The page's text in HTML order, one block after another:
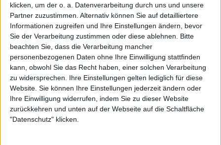
klicken, um der o. a. Datenverarbeitung durch uns und unsere
Partner zuzustimmen. Alternativ können Sie auf detailliertere
Informationen zugreifen und Ihre Einstellungen ändern, bevor
Sie der Verarbeitung zustimmen oder diese ablehnen.
Bitte
beachten Sie, dass die Verarbeitung mancher
personenbezogenen Daten ohne Ihre Einwilligung stattfinden
kann, obwohl Sie das Recht haben, einer solchen Verarbeitung
zu widersprechen. Ihre Einstellungen gelten lediglich für diese
Website. Sie können Ihre Einstellungen jederzeit ändern oder
Ihre Einwilligung widerrufen, indem Sie zu dieser Website
zurückkehren und unten auf der Webseite auf die Schaltfläche
"Datenschutz" klicken.